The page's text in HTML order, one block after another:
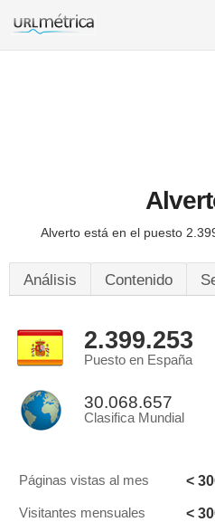
Alverto está en el puesto
Análisis Contenido
2.399.253
Puesto en España
30.068.657
Clasifica Mundial
Páginas vistas al mes <
Visitantes mensuales <